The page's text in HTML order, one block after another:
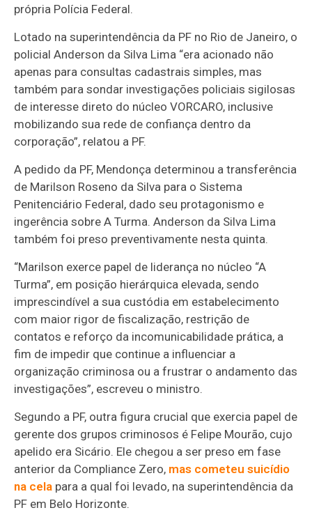
própria Polícia Federal.
Lotado na superintendência da PF no Rio de Janeiro, o
policial Anderson da Silva Lima “era acionado não
apenas para consultas cadastrais simples, mas
também para sondar investigações policiais sigilosas
de interesse direto do núcleo VORCARO, inclusive
mobilizando sua rede de confiança dentro da
corporação”, relatou a PF.
A pedido da PF, Mendonça determinou a transferência
de Marilson Roseno da Silva para o Sistema
Penitenciário Federal, dado seu protagonismo e
ingerência sobre A Turma. Anderson da Silva Lima
também foi preso preventivamente nesta quinta.
“Marilson exerce papel de liderança no núcleo “A
Turma”, em posição hierárquica elevada, sendo
imprescindível a sua custódia em estabelecimento
com maior rigor de fiscalização, restrição de
contatos e reforço da incomunicabilidade prática, a
fim de impedir que continue a influenciar a
organização criminosa ou a frustrar o andamento das
investigações”, escreveu o ministro.
Segundo a PF, outra figura crucial que exercia papel de
gerente dos grupos criminosos é Felipe Mourão, cujo
apelido era Sicário. Ele chegou a ser preso em fase
anterior da Compliance Zero, mas cometeu suicídio
na cela para a qual foi levado, na superintendência da
PF em Belo Horizonte.